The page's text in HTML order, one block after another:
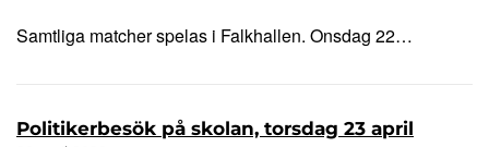
Samtliga matcher spelas i Falkhallen. Onsdag 22…
Politikerbesök på skolan, torsdag 23 april